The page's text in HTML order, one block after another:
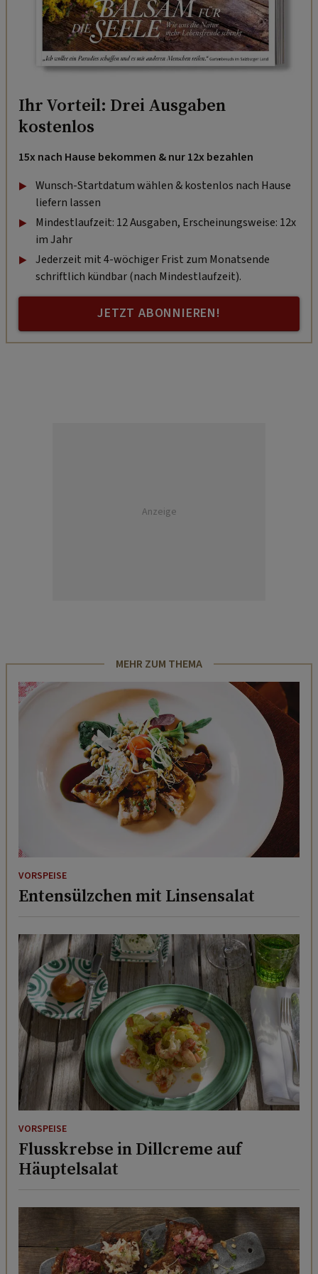
Ihr Vorteil: Drei Ausgaben
kostenlos
15x nach Hause bekommen & nur 12x bezahlen
Wunsch-Startdatum wählen & kostenlos nach Hause
liefern lassen
Mindestlaufzeit: 12 Ausgaben, Erscheinungsweise: 12x
im Jahr
Jederzeit mit 4-wöchiger Frist zum Monatsende
schriftlich kündbar (nach Mindestlaufzeit).
JETZT ABONNIEREN!
Anzeige
MEHR ZUM THEMA
VORSPEISE
Entensülzchen mit Linsensalat
VORSPEISE
Flusskrebse in Dillcreme auf
Häuptelsalat